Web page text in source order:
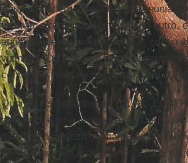
Aquela também será a hora da reunião
viveram exercendo confiança no outro,
aqueles que estavam ao lado e, com o
vizinhos. Os filhos de Deus dispersos
conhecerá mais nem a morte, nem o
Quando isso acontecerá (cf. Mc 13,
dia certo, é uma promessa de Deus que
mas sim a certeza confiante de um
venho muito em breve!” (Ap 22, 20).